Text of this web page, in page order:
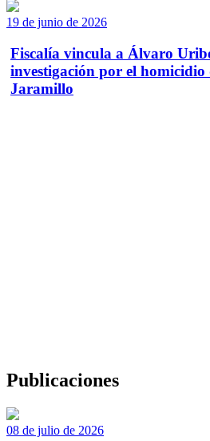
19 de junio de 2026
Fiscalía vincula a Álvaro
investigación por el homicidio
Jaramillo
Publicaciones
08 de julio de 2026